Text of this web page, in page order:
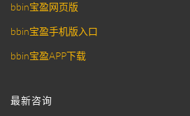
bbin宝盈网页版
bbin宝盈手机版入口
bbin宝盈APP下载
最新咨询